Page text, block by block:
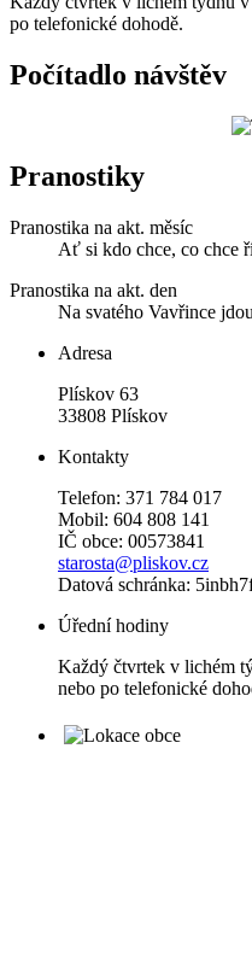
po telefonické dohodě.
Počítadlo návštěv
Pranostiky
Pranostika na akt. měsíc
Ať si kdo chce, co chce
Pranostika na akt. den
Na svatého Vavřince
Adresa
Plískov 63
33808 Plískov
Kontakty
Telefon: 371 784 017
Mobil: 604 808 141
IČ obce: 00573841
starosta@pliskov.cz
Datová schránka:
Úřední hodiny
Každý čtvrtek v lichém
nebo po telefonické